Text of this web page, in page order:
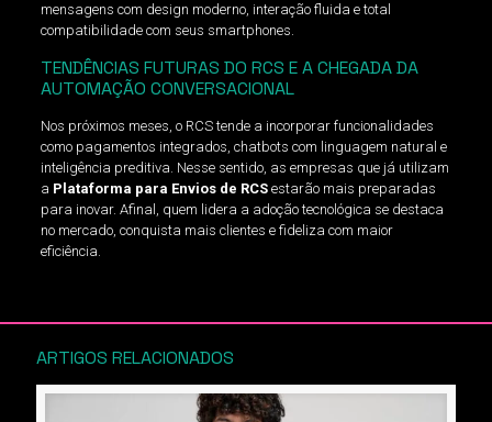
mensagens com design moderno, interação fluida e total
compatibilidade com seus smartphones.
TENDÊNCIAS FUTURAS DO RCS E A CHEGADA DA
AUTOMAÇÃO CONVERSACIONAL
Nos próximos meses, o RCS tende a incorporar funcionalidades
como pagamentos integrados, chatbots com linguagem natural e
inteligência preditiva. Nesse sentido, as empresas que já utilizam
a Plataforma para Envios de RCSestarão mais preparadas
para inovar. Afinal, quem lidera a adoção tecnológica se destaca
no mercado, conquista mais clientes e fideliza com maior
eficiência.
ARTIGOS RELACIONADOS